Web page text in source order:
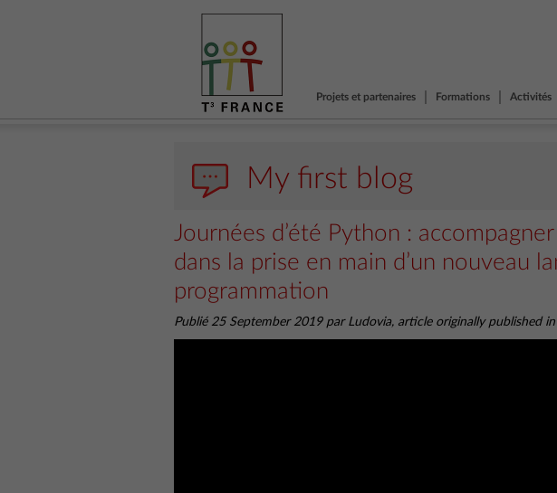
Projets et partenaires Formations Activités
My first blog
Journées d’été Python :
dans la prise en main d’un nouveau
programmation
Publié 25 September 2019 par Ludovia, article originally published